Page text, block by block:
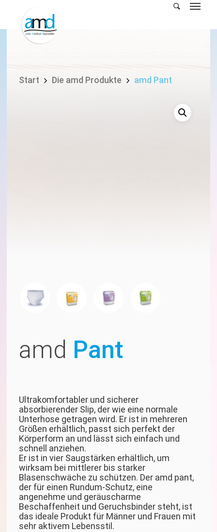
content
Start Die amd Produkte amd Pant
amd Pant
Ultrakomfortabler und sicherer
absorbierender Slip, der wie eine normale
Unterhose getragen wird. Er ist in mehreren
Größen erhältlich, passt sich perfekt der
Körperform an und lässt sich einfach und
schnell anziehen.
Er ist in vier Saugstärken erhältlich, um
wirksam bei mittlerer bis starker
Blasenschwäche zu schützen. Der amd pant,
der für einen Rundum-Schutz, eine
angenehme und geräuscharme
Beschaffenheit und Geruchsbinder steht, ist
das ideale Produkt für Männer und Frauen mit
sehr aktivem Lebensstil.